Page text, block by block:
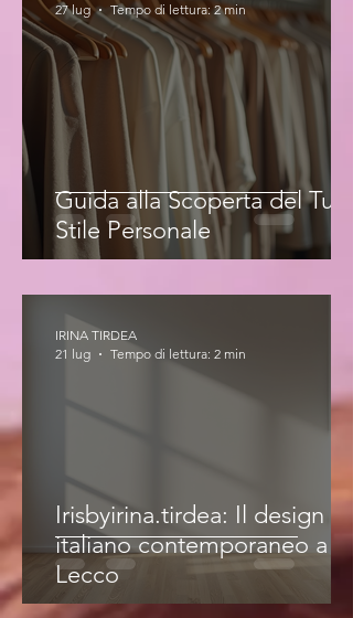
Guida alla Scoperta del Tuo
Stile Personale
27 lug
Tempo di lettura: 2 min
Irisbyirina.tirdea: Il design
italiano contemporaneo a
Lecco
IRINA TIRDEA
21 lug
Tempo di lettura: 2 min